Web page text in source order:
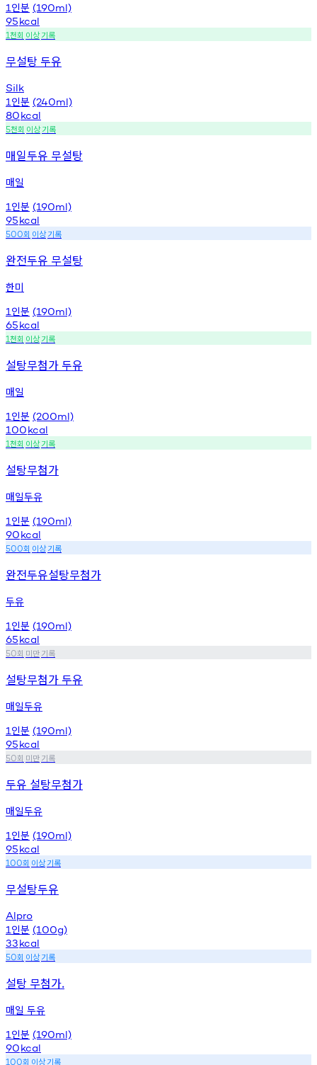
1 인분 (190ml)
95kcal
1천회 이상기록
무설탕 두유
Silk
1 인분 (240ml)
80kcal
5천회 이상기록
매일두유 무설탕
매일
1 인분 (190ml)
95kcal
500회 이상기록
완전두유 무설탕
한미
1 인분 (190ml)
65kcal
1천회 이상기록
설탕무첨가 두유
매일
1 인분 (200ml)
100kcal
1천회 이상기록
설탕무첨가
매일두유
1 인분 (190ml)
90kcal
500회 이상기록
완전두유설탕무첨가
두유
1 인분 (190ml)
65kcal
50회 미만기록
설탕무첨가 두유
매일두유
1 인분 (190ml)
95kcal
50회 미만기록
두유 설탕무첨가
매일두유
1 인분 (190ml)
95kcal
100회 이상기록
무설탕두유
Alpro
1 인분 (100g)
33kcal
50회 이상기록
설탕 무첨가.
매일 두유
1 인분 (190ml)
90kcal
100회 이상기록